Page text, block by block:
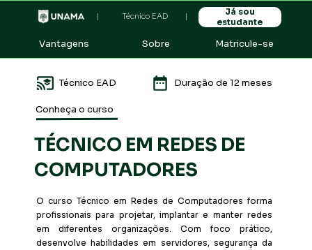
Já sou
estudante
| Técnico EAD
Matricule-se
Sobre
Vantagens
|
Duração de 12 meses
Conheça o curso
Técnico EAD
TÉCNICO EM REDES DE
COMPUTADORES
O curso Técnico em Redes de Computadores forma
profissionais para projetar, implantar e manter redes
em diferentes organizações. Com foco prático,
desenvolve habilidades em servidores, segurança da